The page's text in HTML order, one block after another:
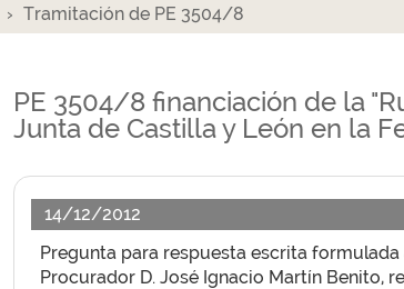
Tramitación de PE 3504/8
PE 3504/8 financiación de la
Junta de Castilla y León en la
14/12/2012
Pregunta para respuesta escrita
Procurador D. José Ignacio Martín Benito,